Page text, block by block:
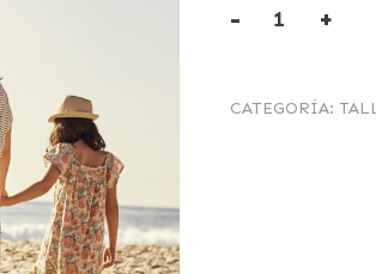
- +
CATEGORÍA: